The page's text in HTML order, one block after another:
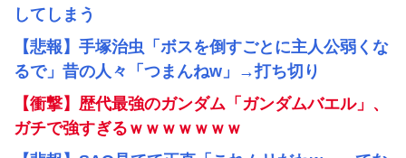
してしまう
【悲報】手塚治虫「ボスを倒すごとに主人公弱くな
るで」昔の人々「つまんねw」→打ち切り
【衝撃】歴代最強のガンダム「ガンダムバエル」、
ガチで強すぎるｗｗｗｗｗｗｗ